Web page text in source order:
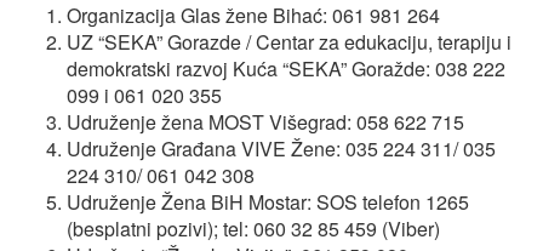
Organizacija Glas žene Bihać: 061 981 264
UZ “SEKA” Gorazde / Centar za edukaciju, terapiju i
demokratski razvoj Kuća “SEKA” Goražde: 038 222
099 i 061 020 355
Udruženje žena MOST Višegrad: 058 622 715
Udruženje Građana VIVE Žene: 035 224 311/ 035
224 310/ 061 042 308
Udruženje Žena BiH Mostar: SOS telefon 1265
(besplatni pozivi); tel: 060 32 85 459 (Viber)